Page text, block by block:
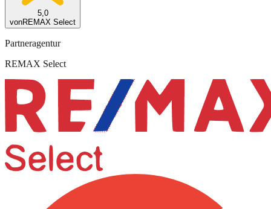
5,0
vonREMAX Select
Partneragentur
REMAX Select